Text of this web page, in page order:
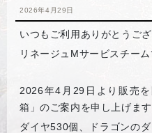
2026年4月29日
いつもご利用ありがとうござ
リネージュMサービスチーム
2026年4月29日より販売
箱」のご案内を申し上げます
ダイヤ530個、ドラゴンの